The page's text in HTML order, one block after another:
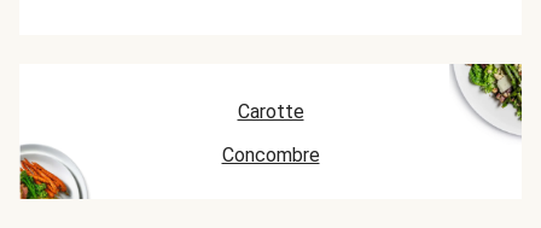
Carotte
Concombre